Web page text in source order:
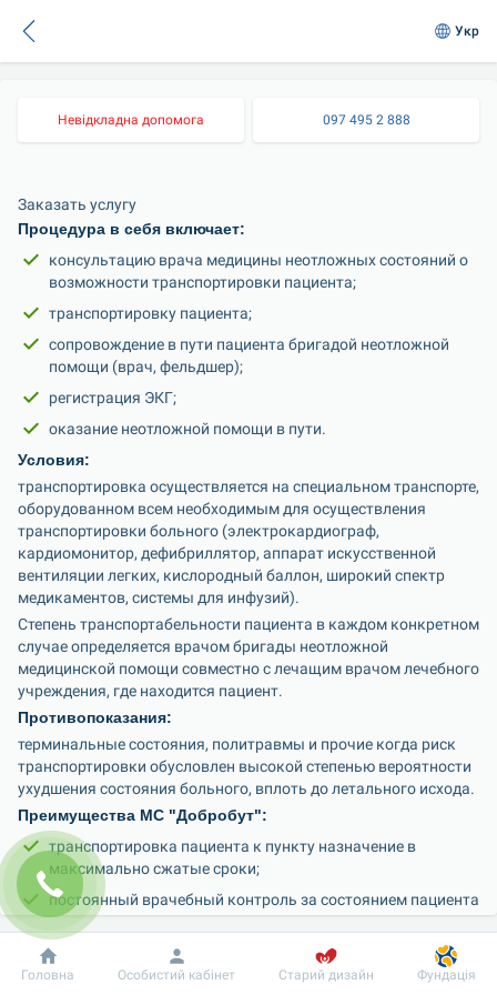
Укр
Невідкладна допомога 097 495 2 888
Заказать услугу
Процедура в себя включает:
консультацию врача медицины неотложных состояний о
возможности транспортировки пациента;
транспортировку пациента;
сопровождение в пути пациента бригадой неотложной
помощи (врач, фельдшер);
регистрация ЭКГ;
оказание неотложной помощи в пути.
Условия:
транспортировка осуществляется на специальном транспорте,
оборудованном всем необходимым для осуществления
транспортировки больного (электрокардиограф,
кардиомонитор, дефибриллятор, аппарат искусственной
вентиляции легких, кислородный баллон, широкий спектр
Степень транспортабельности пациента в каждом конкретном
случае определяется врачом бригады неотложной
медицинской помощи совместно с лечащим врачом лечебного
Противопоказания:
терминальные состояния, политравмы и прочие когда риск
транспортировки обусловлен высокой степенью вероятности
Преимущества МС "Добробут":
транспортировка пациента к пункту назначение в
максимально сжатые сроки;
постоянный врачебный контроль за состоянием пациента
во время траспортировки;
возможность проводить лечебные манипуляции во время
пути.
Добробут Інформація Пацієнту
Головна Особистий кабінет Старий дизайн Фундація